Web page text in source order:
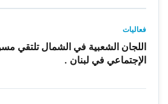
فعاليات
اللجان الشعبية في الشمال تلتقي
الإجتماعي في لبنان .